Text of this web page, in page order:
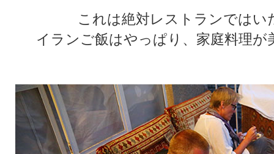
これは絶対レストランではい
イランご飯はやっぱり、家庭料理